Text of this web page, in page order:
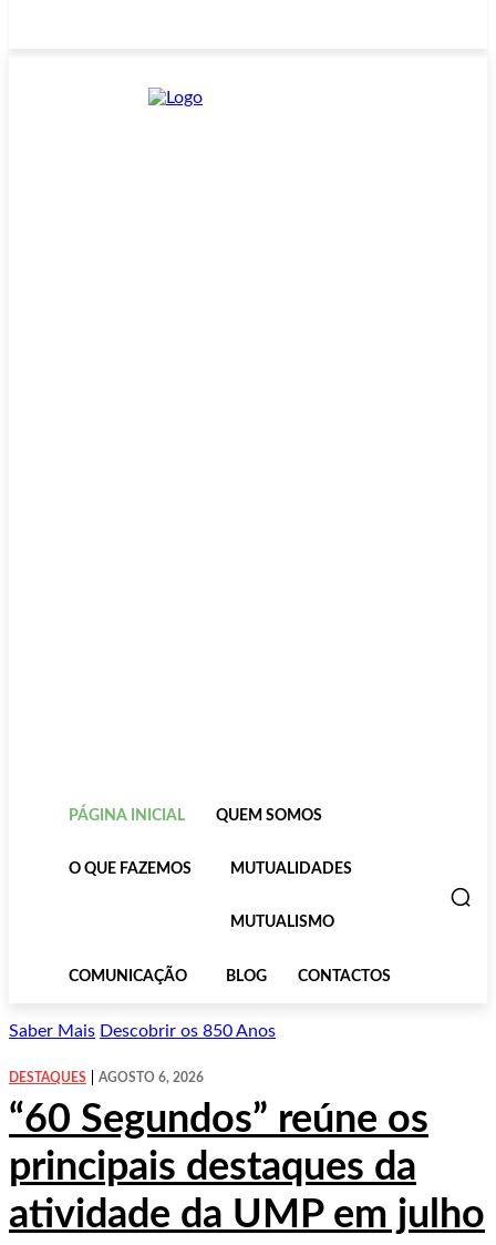
PÁGINA INICIAL QUEM SOMOS
O QUE FAZEMOS MUTUALIDADES
MUTUALISMO
COMUNICAÇÃO BLOG CONTACTOS
Saber Mais Descobrir os 850 Anos
DESTAQUES AGOSTO 6, 2026
“60 Segundos” reúne os
principais destaques da
atividade da UMP em julho